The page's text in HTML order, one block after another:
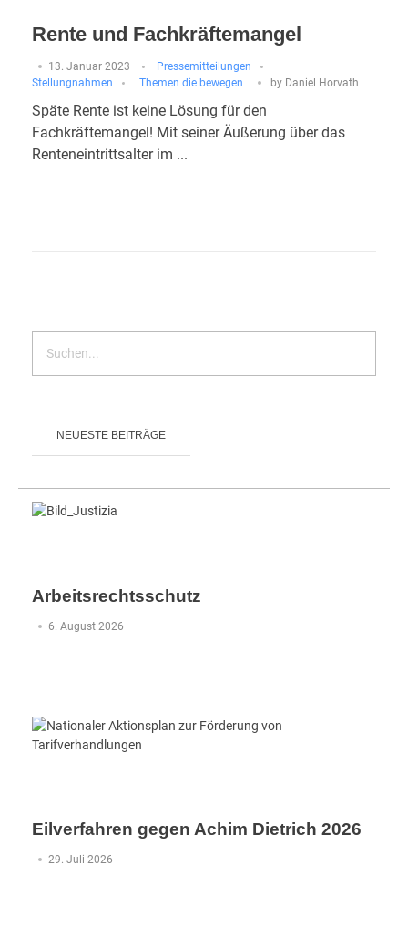
Rente und Fachkräftemangel
13. Januar 2023
Pressemitteilungen
Stellungnahmen
Themen die bewegen by Daniel Horvath
Späte Rente ist keine Lösung für den
Fachkräftemangel! Mit seiner Äußerung über das
Renteneintrittsalter im ...
NEUESTE BEITRÄGE
Arbeitsrechtsschutz
6. August 2026
Eilverfahren gegen Achim Dietrich 2026
29. Juli 2026